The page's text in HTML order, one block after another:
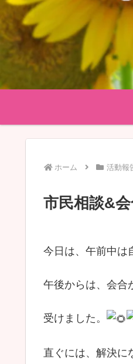
ホーム 活動報
市民相談&
今日は、午前中は
午後からは、会合
受けました。
直ぐには、解決に